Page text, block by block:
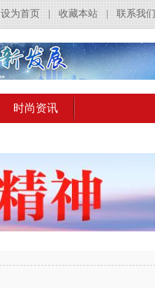
联系我们
收藏本站
设为首页
时尚资讯